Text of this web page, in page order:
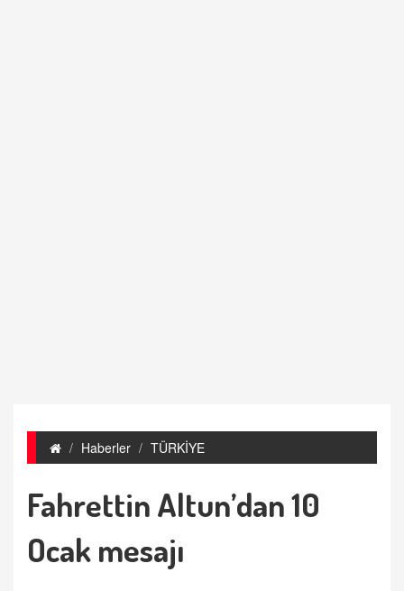
Haberler TÜRKİYE
Fahrettin Altun’dan 10
Ocak mesajı